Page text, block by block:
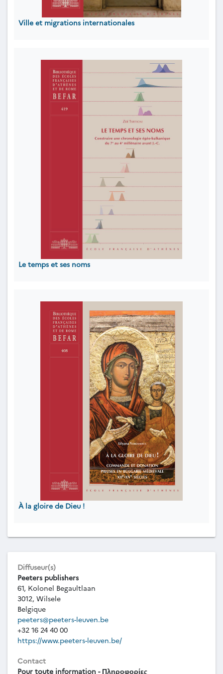
Ville et migrations internationales
Le temps et ses noms
À la gloire de Dieu !
Diffuseur(s)
Peeters publishers
61, Kolonel Begaultlaan
3012, Wilsele
Belgique
peeters@peeters-leuven.be
+32 16 24 40 00
https://www.peeters-leuven.be/
Contact
Pour toute information - Πληροφορίες